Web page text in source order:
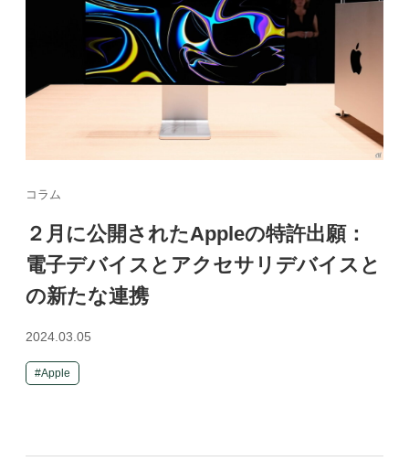
コラム
２月に公開されたAppleの特許出願：
電子デバイスとアクセサリデバイスと
の新たな連携
2024.03.05
Apple